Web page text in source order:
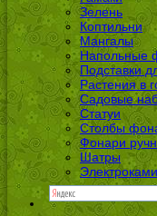
Зелень
Коптильни
Мангалы
Напольные
Подставки
Растения в
Садовые
Статуи
Столбы
Фонари
Шатры